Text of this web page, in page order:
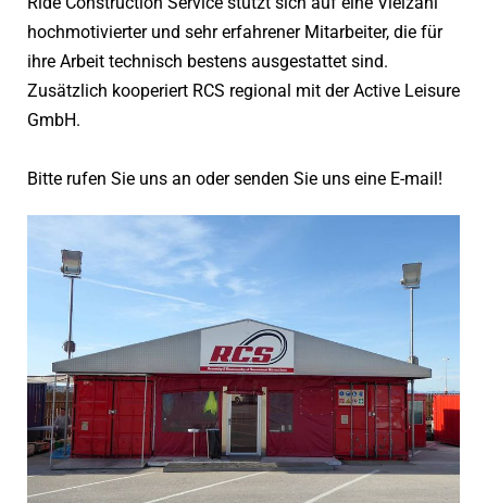
hochmotivierter und sehr erfahrener Mitarbeiter, die für
ihre Arbeit technisch bestens ausgestattet sind.
Zusätzlich kooperiert RCS regional mit der Active Leisure
GmbH.
Bitte rufen Sie uns an oder senden Sie uns eine E-mail!